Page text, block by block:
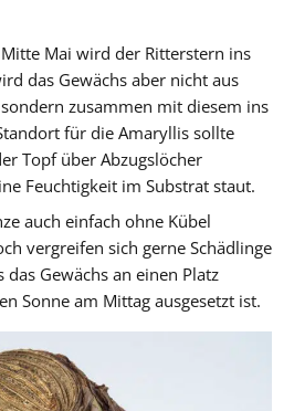
Mai wird der Ritterstern ins
das Gewächs aber nicht aus
zusammen mit diesem ins
für die Amaryllis sollte
Topf über Abzugslöcher
Feuchtigkeit im Substrat staut.
auch einfach ohne Kübel
vergreifen sich gerne Schädlinge
Gewächs an einen Platz
Sonne am Mittag ausgesetzt ist.